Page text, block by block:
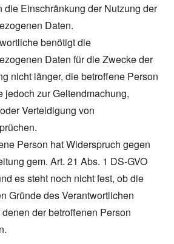
die Einschränkung der Nutzung der
Daten.
benötigt die
Daten für die Zwecke der
nicht länger, die betroffene Person
jedoch zur Geltendmachung,
Verteidigung von
Person hat Widerspruch gegen
gem. Art. 21 Abs. 1 DS-GVO
es steht noch nicht fest, ob die
Gründe des Verantwortlichen
der betroffenen Person